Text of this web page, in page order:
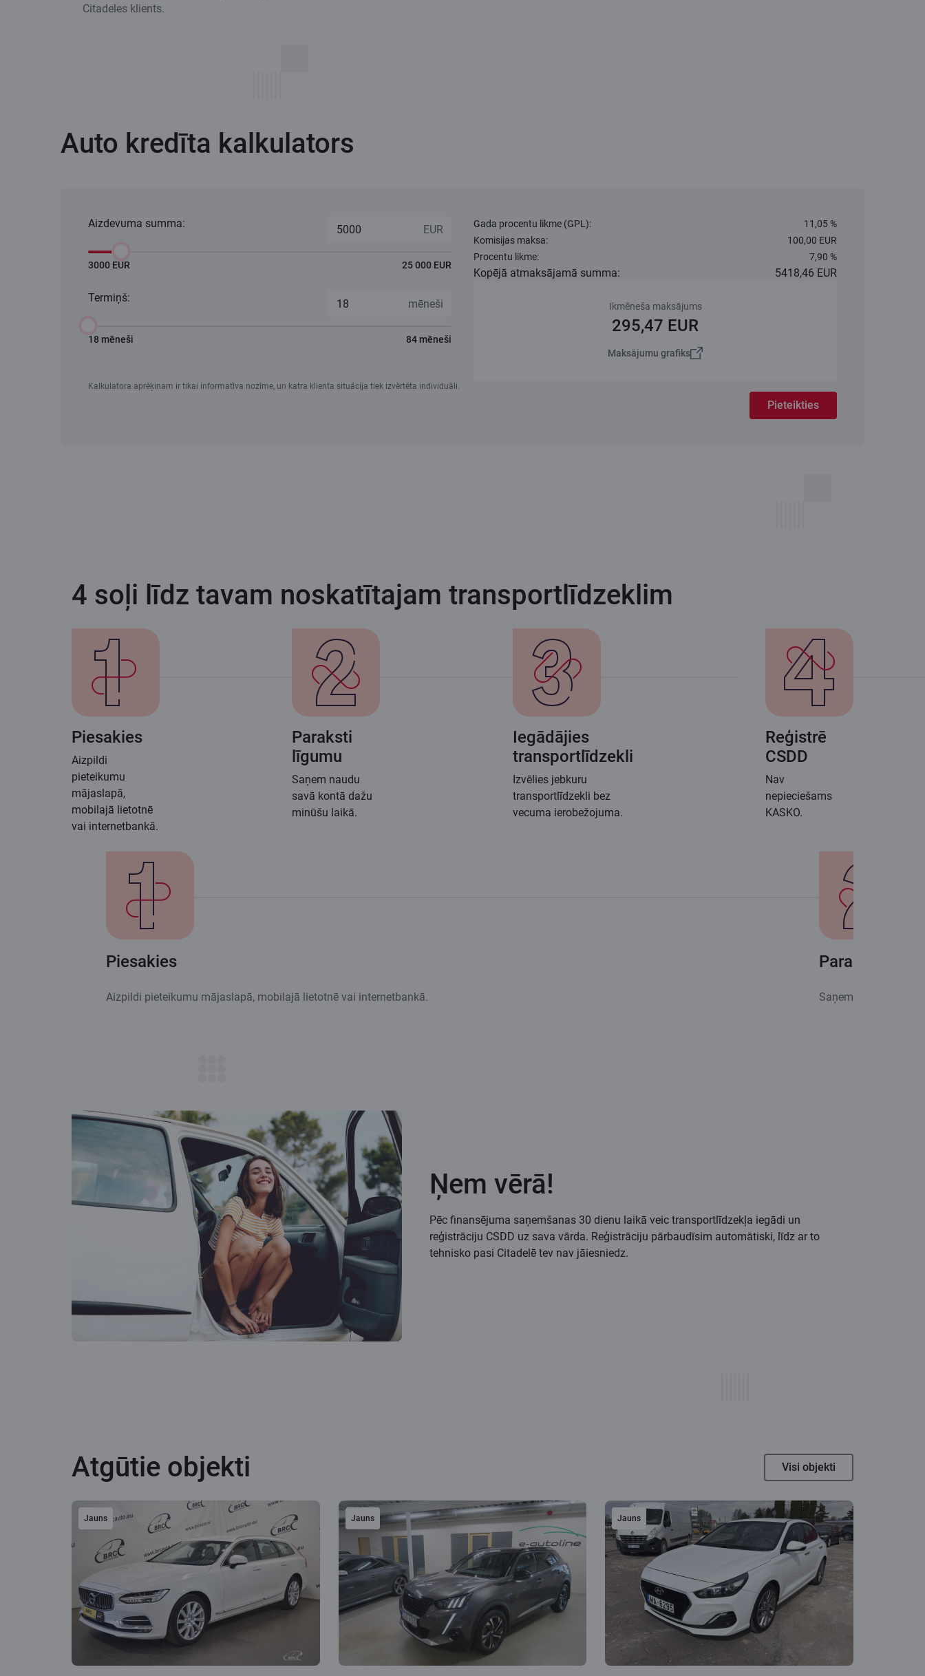
Citadeles klients.
Auto kredīta kalkulators
Aizdevuma summa:
3000 EUR 25 000 EUR
Termiņš:
18 mēneši 84 mēneši
Gada procentu likme (GPL):
11,05 %
Komisijas maksa:
100,00 EUR
Procentu likme:
7,90 %
Kopējā atmaksājamā summa: 5418,46 EUR
Ikmēneša maksājums
295,47 EUR
Maksājumu grafiks
Kalkulatora aprēķinam ir tikai informatīva nozīme, un katra klienta situācija tiek izvērtēta individuāli.
Pieteikties
4 soļi līdz tavam noskatītajam transportlīdzeklim
Piesakies
Aizpildi
pieteikumu
mājaslapā,
mobilajā lietotnē
vai internetbankā.
Paraksti
līgumu
Saņem naudu
savā kontā dažu
minūšu laikā.
Iegādājies
transportlīdzekli
Izvēlies jebkuru
transportlīdzekli bez
vecuma ierobežojuma.
Reģistrē
CSDD
Nav
nepieciešams
KASKO.
Piesakies
Aizpildi pieteikumu mājaslapā, mobilajā lietotnē vai internetbankā.
Paraksti
Saņem naudu savā
Ņem vērā!
Pēc finansējuma saņemšanas 30 dienu laikā veic transportlīdzekļa iegādi un
reģistrāciju CSDD uz sava vārda. Reģistrāciju pārbaudīsim automātiski, līdz ar to
tehnisko pasi Citadelē tev nav jāiesniedz.
Atgūtie objekti Visi objekti
Jauns Jauns Jauns